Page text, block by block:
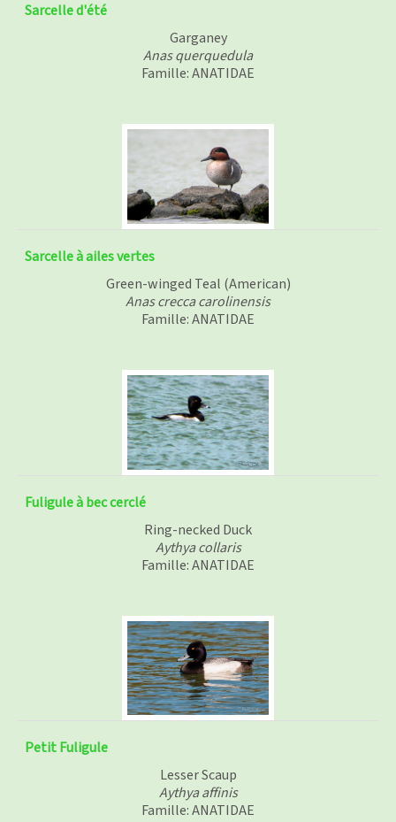
Sarcelle d'été
Garganey
Anas querquedula
Famille: ANATIDAE
Sarcelle à ailes vertes
Green-winged Teal (American)
Anas crecca carolinensis
Famille: ANATIDAE
Fuligule à bec cerclé
Ring-necked Duck
Aythya collaris
Famille: ANATIDAE
Petit Fuligule
Lesser Scaup
Aythya affinis
Famille: ANATIDAE